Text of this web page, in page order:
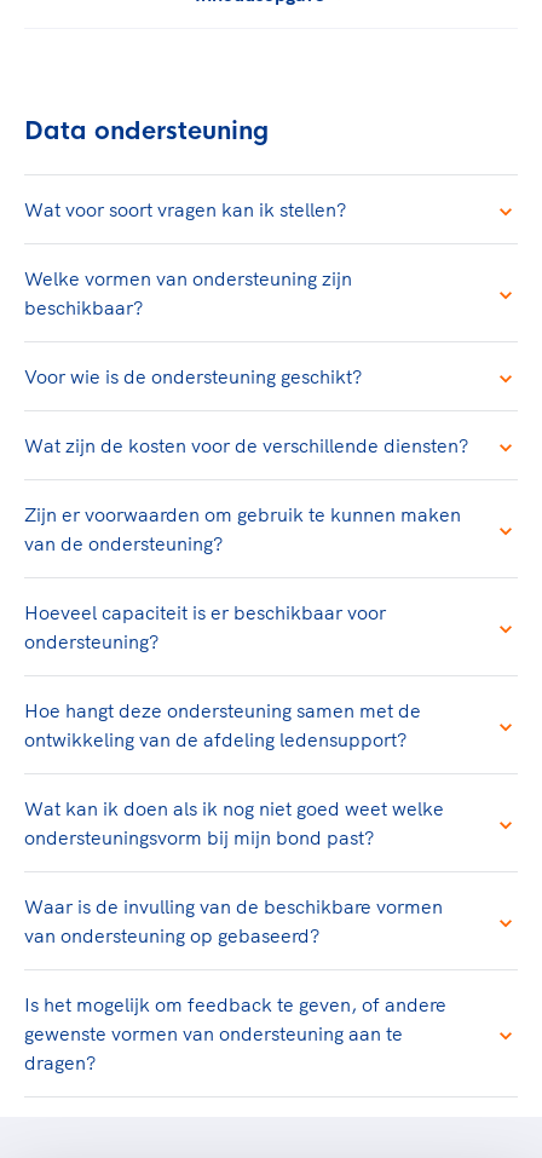
TeamNL kids
Nieuwspagina
Sport gaat niet vanzelf
Sport verenigt. Op sportclubs, pleintjes, tijdens
een rondje fietsen, door samen te skaten of naar
de sportschool te gaan. Door samen te juichen
voor Sifan Hassan, Rico Verhoeven, Diede de
de halve marathon van je moeder of de
hockeywedstrijd van je buurjongen.
Lees verder
Duurzaamheid
Sportmatch
Clubacties
Opleidingen en trainingen
Ruimte voor sport
Clubondersteuning
Beroepskrachten
Samen voor een veilige
sportomgeving
Voor welk gedrag staat de club? Wat mag wel
langs de lijn, in de kleedkamer, kantine en online?
En wat mag vooral niet? Een gedragscode geeft
hier richting aan en is dus een belangrijk
Lees verder
TeamNL Academie Kalender
TeamNL Sport Science Centre
Olympische Spelen LA28
Paralympische Spelen LA28
Europese Spelen Istanbul 2027
Topsportbeleid
Topsportfinanciering
Maatschappelijke waarde topsport
Top teamsportcompetities
De TeamNL Academie
De TeamNL Academie biedt een leer- en
ontwikkelprogramma voor de volgende functies
binnen TeamNL programma's: experts, coaches,
bestuurders, (technisch) directeuren, managers en
toekomstig kader.
Data ondersteuning
Wat voor soort vragen kan ik stellen?
Welke vormen van ondersteuning zijn
beschikbaar?
Voor wie is de ondersteuning geschikt?
Wat zijn de kosten voor de verschillende diensten?
Zijn er voorwaarden om gebruik te kunnen maken
van de ondersteuning?
Hoeveel capaciteit is er beschikbaar voor
ondersteuning?
Hoe hangt deze ondersteuning samen met de
ontwikkeling van de afdeling ledensupport?
Wat kan ik doen als ik nog niet goed weet welke
ondersteuningsvorm bij mijn bond past?
Waar is de invulling van de beschikbare vormen
van ondersteuning op gebaseerd?
Is het mogelijk om feedback te geven, of andere
gewenste vormen van ondersteuning aan te
dragen?